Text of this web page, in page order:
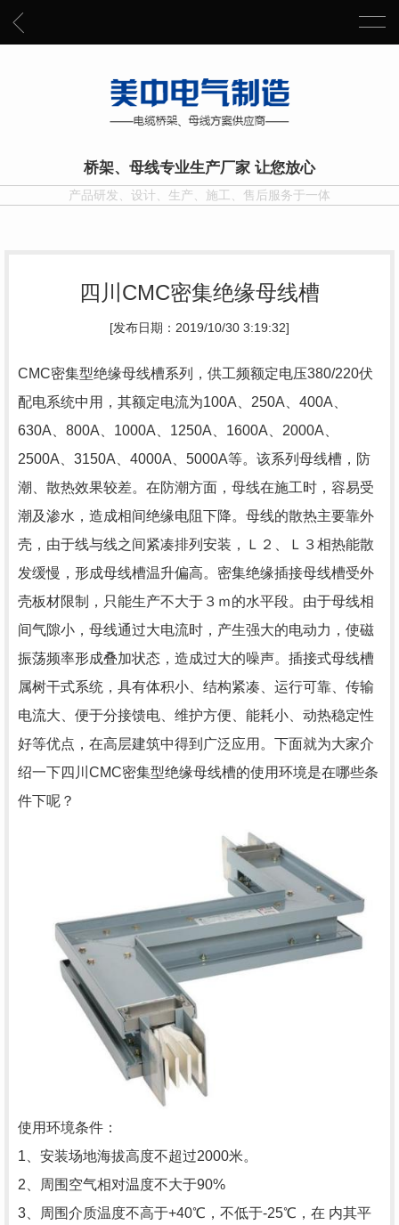
桥架、母线专业生产厂家 让您放心
产品研发、设计、生产、施工、售后服务于一体
四川CMC密集绝缘母线槽
[发布日期：2019/10/30 3:19:32]
CMC密集型绝缘母线槽系列，供工频额定电压380/220伏
配电系统中用，其额定电流为100A、250A、400A、
630A、800A、1000A、1250A、1600A、2000A、
2500A、3150A、4000A、5000A等。该系列母线槽，防
潮、散热效果较差。在防潮方面，母线在施工时，容易受
潮及渗水，造成相间绝缘电阻下降。母线的散热主要靠外
壳，由于线与线之间紧凑排列安装，Ｌ２、Ｌ３相热能散
发缓慢，形成母线槽温升偏高。密集绝缘插接母线槽受外
壳板材限制，只能生产不大于３ｍ的水平段。由于母线相
间气隙小，母线通过大电流时，产生强大的电动力，使磁
振荡频率形成叠加状态，造成过大的噪声。插接式母线槽
属树干式系统，具有体积小、结构紧凑、运行可靠、传输
电流大、便于分接馈电、维护方便、能耗小、动热稳定性
好等优点，在高层建筑中得到广泛应用。下面就为大家介
绍一下四川CMC密集型绝缘母线槽的使用环境是在哪些条
件下呢？
使用环境条件：
1、安装场地海拔高度不超过2000米。
2、周围空气相对温度不大于90%
3、周围介质温度不高于+40℃，不低于-25℃，在 内其平